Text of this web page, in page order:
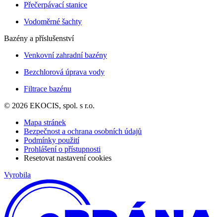
Přečerpávací stanice
Vodoměrné šachty
Bazény a příslušenství
Venkovní zahradní bazény
Bezchlorová úprava vody
Filtrace bazénu
© 2026 EKOCIS, spol. s r.o.
Mapa stránek
Bezpečnost a ochrana osobních údajů
Podmínky použití
Prohlášení o přístupnosti
Resetovat nastavení cookies
Vyrobila